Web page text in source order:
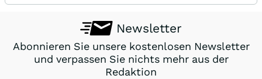
Newsletter
Abonnieren Sie unsere kostenlosen Newsletter
und verpassen Sie nichts mehr aus der
Redaktion